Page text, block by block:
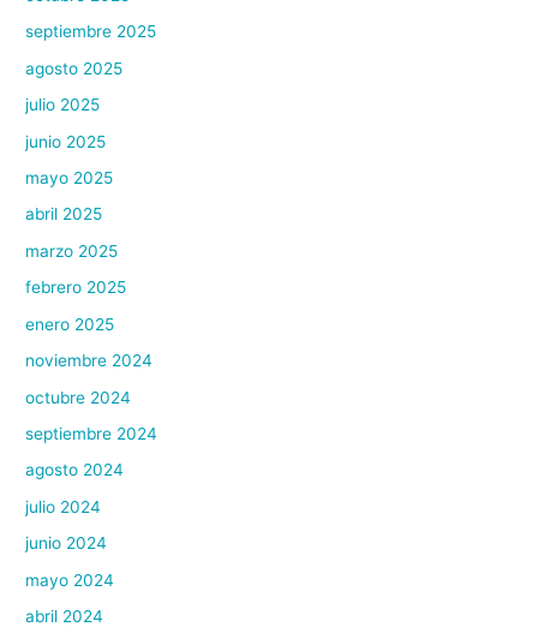
septiembre 2025
agosto 2025
julio 2025
junio 2025
mayo 2025
abril 2025
marzo 2025
febrero 2025
enero 2025
noviembre 2024
octubre 2024
septiembre 2024
agosto 2024
julio 2024
junio 2024
mayo 2024
abril 2024